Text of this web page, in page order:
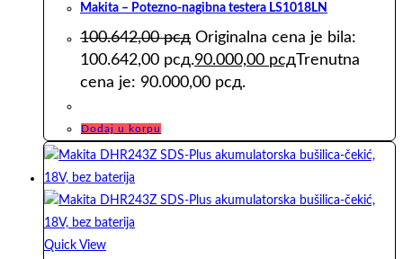
Makita – Potezno-nagibna testera LS1018LN
100.642,00рсд Originalna cena je bila:
100.642,00 рсд.90.000,00 рсд Trenutna
cena je: 90.000,00 рсд.
Dodaj u korpu
Quick View